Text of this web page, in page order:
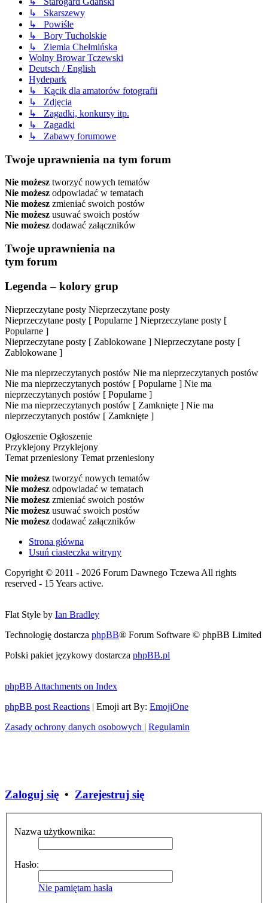
↳ Skarszewy
↳ Powiśle
↳ Bory Tucholskie
↳ Ziemia Chełmińska
Wolny Browar Tczewski
Deutsch / English
Hydepark
↳ Kącik dla amatorów fotografii
↳ Zdjęcia
↳ Zagadki, konkursy itp.
↳ Zagadki
↳ Zabawy forumowe
Twoje uprawnienia na tym forum
Nie możesz tworzyć nowych tematów
Nie możesz odpowiadać w tematach
Nie możesz zmieniać swoich postów
Nie możesz usuwać swoich postów
Nie możesz dodawać załączników
Twoje uprawnienia na
tym forum
Legenda – kolory grup
Nieprzeczytane posty Nieprzeczytane posty
Nieprzeczytane posty [ Popularne ] Nieprzeczytane posty [
Popularne ]
Nieprzeczytane posty [ Zablokowane ] Nieprzeczytane posty [
Zablokowane ]
Nie ma nieprzeczytanych postów Nie ma nieprzeczytanych postów
Nie ma nieprzeczytanych postów [ Popularne ] Nie ma
nieprzeczytanych postów [ Popularne ]
Nie ma nieprzeczytanych postów [ Zamknięte ] Nie ma
nieprzeczytanych postów [ Zamknięte ]
Ogłoszenie Ogłoszenie
Przyklejony Przyklejony
Temat przeniesiony Temat przeniesiony
Nie możesz tworzyć nowych tematów
Nie możesz odpowiadać w tematach
Nie możesz zmieniać swoich postów
Nie możesz usuwać swoich postów
Nie możesz dodawać załączników
Strona główna
Usuń ciasteczka witryny
Copyright © 2011 - 2026 Forum Dawnego Tczewa All rights
reserved - 15 Years active.
Flat Style by Ian Bradley
Technologię dostarcza phpBB® Forum Software © phpBB Limited
Polski pakiet językowy dostarcza phpBB.pl
phpBB Attachments on Index
phpBB post Reactions | Emoji art By: EmojiOne
Zasady ochrony danych osobowych | Regulamin
Zaloguj się • Zarejestruj się
Nazwa użytkownika:
Hasło:
Nie pamiętam hasła